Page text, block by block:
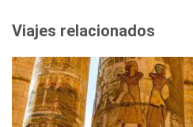
Viajes relacionados